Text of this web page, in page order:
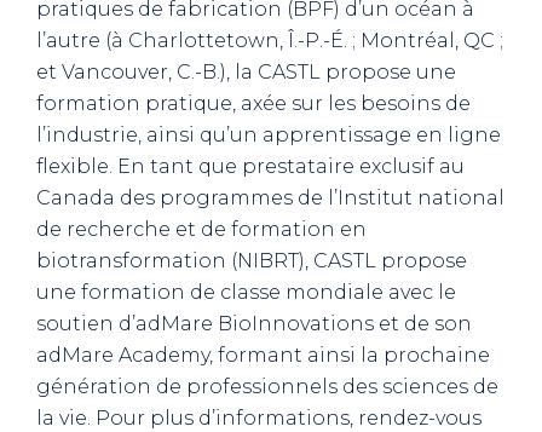
pratiques de fabrication (BPF) d’un océan à
l’autre (à Charlottetown, Î.-P.-É. ; Montréal, QC ;
et Vancouver, C.-B.), la CASTL propose une
formation pratique, axée sur les besoins de
l’industrie, ainsi qu’un apprentissage en ligne
flexible. En tant que prestataire exclusif au
Canada des programmes de l’Institut national
de recherche et de formation en
biotransformation (NIBRT), CASTL propose
une formation de classe mondiale avec le
soutien d’adMare BioInnovations et de son
adMare Academy, formant ainsi la prochaine
génération de professionnels des sciences de
la vie. Pour plus d’informations, rendez-vous